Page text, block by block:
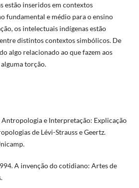
estão inseridos em contextos
fundamental e médio para o ensino
os intelectuais indígenas estão
distintos contextos simbólicos. De
algo relacionado ao que fazem aos
torção.
Antropologia e Interpretação: Explicação
de Lévi-Strauss e Geertz.
A invenção do cotidiano: Artes de